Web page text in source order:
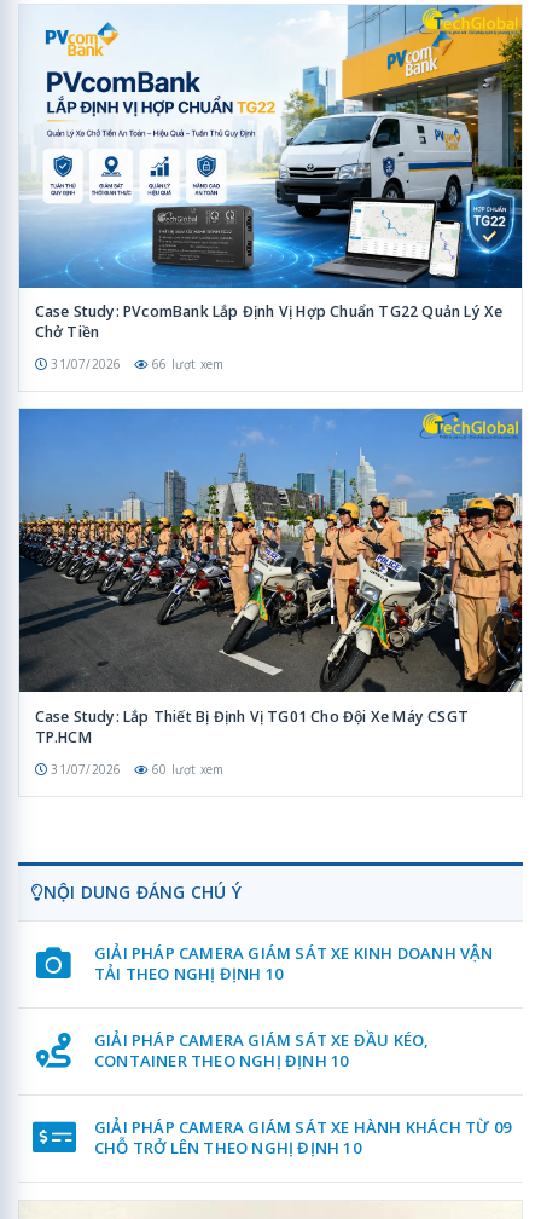
Case Study: PVcomBank Lắp Định Vị Hợp Chuẩn TG22 Quản Lý Xe
Chở Tiền
31/07/2026 66 lượt xem
Case Study: Lắp Thiết Bị Định Vị TG01 Cho Đội Xe Máy CSGT
TP.HCM
31/07/2026 60 lượt xem
NỘI DUNG ĐÁNG CHÚ Ý
GIẢI PHÁP CAMERA GIÁM SÁT XE KINH DOANH VẬN
TẢI THEO NGHỊ ĐỊNH 10
GIẢI PHÁP CAMERA GIÁM SÁT XE ĐẦU KÉO,
CONTAINER THEO NGHỊ ĐỊNH 10
GIẢI PHÁP CAMERA GIÁM SÁT XE HÀNH KHÁCH TỪ 09
CHỖ TRỞ LÊN THEO NGHỊ ĐỊNH 10